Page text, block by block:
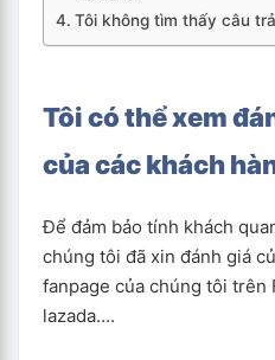
Tôi không tìm thấy câu
Tôi có thể xem
của các khách
Để đảm bảo tính khách
chúng tôi đã xin đánh giá
fanpage của chúng tôi trên
lazada….